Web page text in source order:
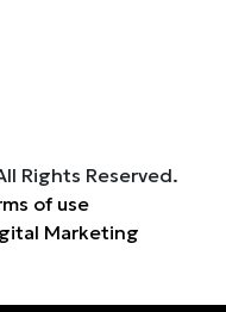
Rights Reserved.
of use
Marketing